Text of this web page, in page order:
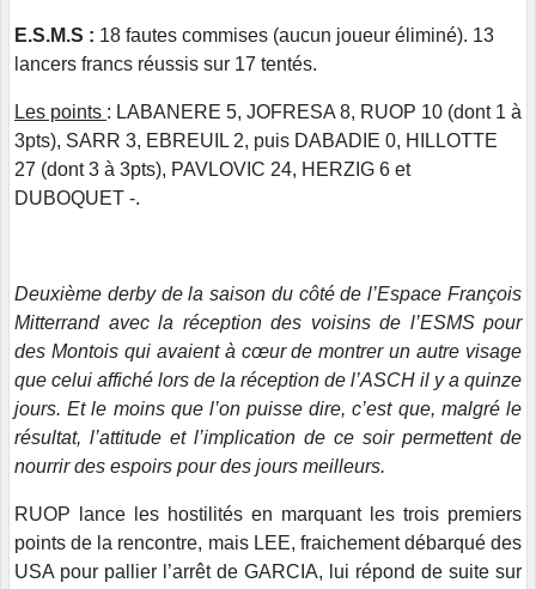
E.S.M.S : 18 fautes commises (aucun joueur éliminé). 13
lancers francs réussis sur 17 tentés.
Les points : LABANERE 5, JOFRESA 8, RUOP 10 (dont 1 à
3pts), SARR 3, EBREUIL 2, puis DABADIE 0, HILLOTTE
27 (dont 3 à 3pts), PAVLOVIC 24, HERZIG 6 et
DUBOQUET -.
Deuxième derby de la saison du côté de l’Espace François
Mitterrand avec la réception des voisins de l’ESMS pour
des Montois qui avaient à cœur de montrer un autre visage
que celui affiché lors de la réception de l’ASCH il y a quinze
jours. Et le moins que l’on puisse dire, c’est que, malgré le
résultat, l’attitude et l’implication de ce soir permettent de
nourrir des espoirs pour des jours meilleurs.
RUOP lance les hostilités en marquant les trois premiers
points de la rencontre, mais LEE, fraichement débarqué des
USA pour pallier l’arrêt de GARCIA, lui répond de suite sur